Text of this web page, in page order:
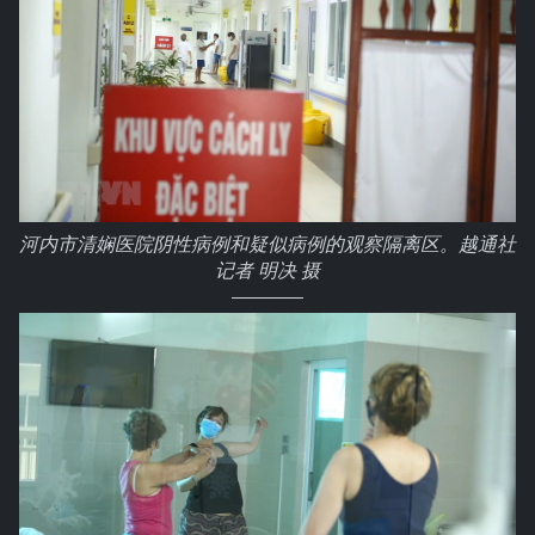
河内市清娴医院阴性病例和疑似病例的观察隔离区。越通社
记者 明决 摄